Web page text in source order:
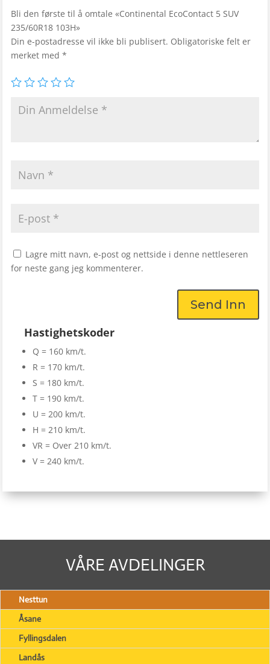
Bli den første til å omtale «Continental EcoContact 5 SUV
235/60R18 103H»
Din e-postadresse vil ikke bli publisert. Obligatoriske felt er
merket med *
Lagre mitt navn, e-post og nettside i denne nettleseren
for neste gang jeg kommenterer.
Send Inn
Hastighetskoder
Q = 160 km/t.
R = 170 km/t.
S = 180 km/t.
T = 190 km/t.
U = 200 km/t.
H = 210 km/t.
VR = Over 210 km/t.
V = 240 km/t.
VÅRE AVDELINGER
Nesttun
Åsane
Fyllingsdalen
Landås